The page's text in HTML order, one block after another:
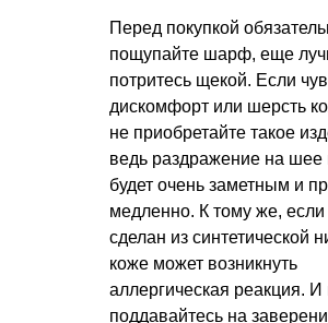
Перед покупкой
пощупайте шарф, еще
потритесь щекой. Если
дискомфорт или шерсть
не приобретайте такое
ведь раздражение на шее
будет очень заметным и
медленно. К тому же,
сделан из синтетической
коже может возникнуть
аллергическая реакция. И
поддавайтесь на